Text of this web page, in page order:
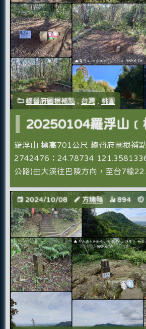
總督府圖根補點 ,台灣,桃園
20250104羅浮山﹝
羅浮山 標高701公尺 總督府圖根補
2742476；24.78734
公路)由大溪往巴陵方向，至台7線
2024/10/08 方塊鴨 894